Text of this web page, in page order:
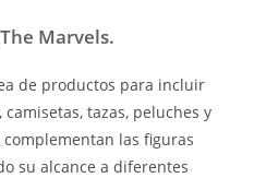
Marvels.
de productos para incluir
tazas, peluches y
las figuras
su alcance a diferentes